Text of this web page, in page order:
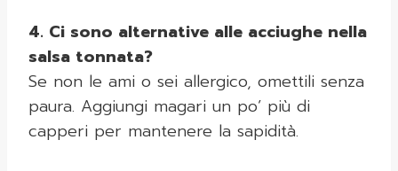
4. Ci sono alternative alle acciughe nella
salsa tonnata?
Se non le ami o sei allergico, omettili senza
paura. Aggiungi magari un po’ più di
capperi per mantenere la sapidità.